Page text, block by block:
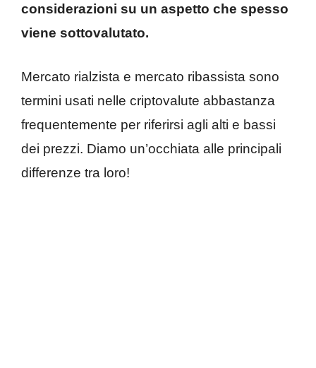
considerazioni su un aspetto che spesso
viene sottovalutato.
Mercato rialzista e mercato ribassista sono
termini usati nelle criptovalute abbastanza
frequentemente per riferirsi agli alti e bassi
dei prezzi. Diamo un’occhiata alle principali
differenze tra loro!